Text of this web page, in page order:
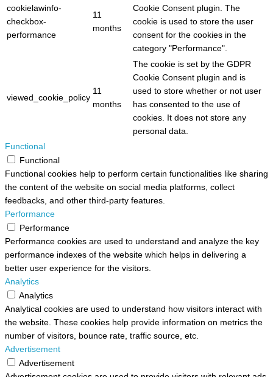
cookielawinfo-
checkbox-
performance
11
months
Cookie Consent plugin. The
cookie is used to store the user
consent for the cookies in the
category "Performance".
viewed_cookie_policy
11
months
The cookie is set by the GDPR
Cookie Consent plugin and is
used to store whether or not user
has consented to the use of
cookies. It does not store any
personal data.
Functional
Functional
Functional cookies help to perform certain functionalities like sharing
the content of the website on social media platforms, collect
feedbacks, and other third-party features.
Performance
Performance
Performance cookies are used to understand and analyze the key
performance indexes of the website which helps in delivering a
better user experience for the visitors.
Analytics
Analytics
Analytical cookies are used to understand how visitors interact with
the website. These cookies help provide information on metrics the
number of visitors, bounce rate, traffic source, etc.
Advertisement
Advertisement